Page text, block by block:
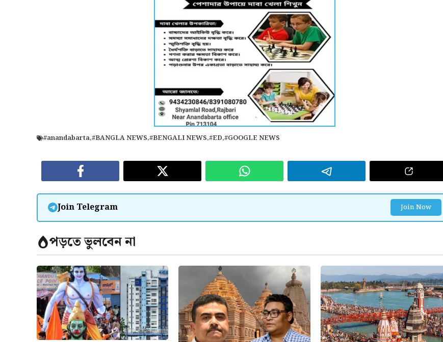
#anandabarta,#BANGLA NEWS,#BENGALI NEWS,#ED,#GOOGLE NEWS
Join Telegram Join Now
পড়তে ভুলবেন না